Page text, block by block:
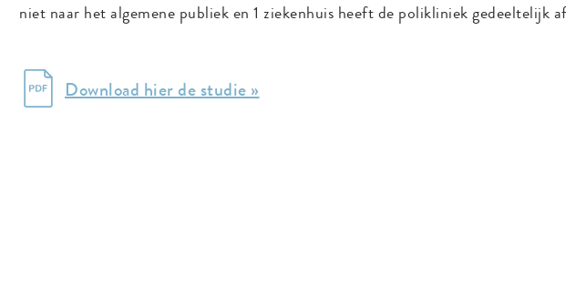
niet naar het algemene publiek en 1 ziekenhuis heeft de polikliniek gedeeltelijk
Download hier de studie »